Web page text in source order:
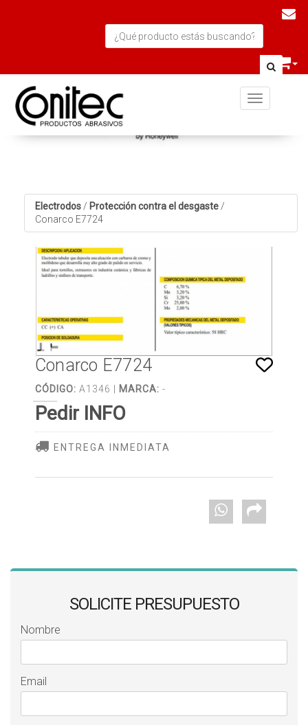
Toggle
Electrodos / Protección contra el desgaste /
Conarco E7724
Conarco E7724
CÓDIGO: A1346 | MARCA: -
Pedir INFO
ENTREGA INMEDIATA
SOLICITE PRESUPUESTO
Nombre
Email